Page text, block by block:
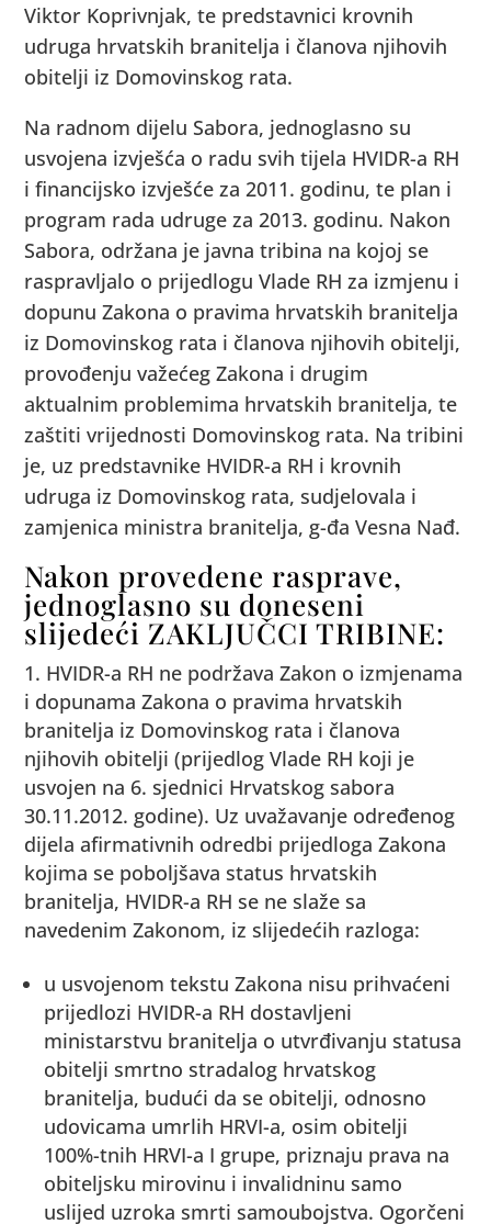
Viktor Koprivnjak, te predstavnici krovnih
udruga hrvatskih branitelja i članova njihovih
obitelji iz Domovinskog rata.
Na radnom dijelu Sabora, jednoglasno su
usvojena izvješća o radu svih tijela HVIDR-a RH
i financijsko izvješće za 2011. godinu, te plan i
program rada udruge za 2013. godinu. Nakon
Sabora, održana je javna tribina na kojoj se
raspravljalo o prijedlogu Vlade RH za izmjenu i
dopunu Zakona o pravima hrvatskih branitelja
iz Domovinskog rata i članova njihovih obitelji,
provođenju važećeg Zakona i drugim
aktualnim problemima hrvatskih branitelja, te
zaštiti vrijednosti Domovinskog rata. Na tribini
je, uz predstavnike HVIDR-a RH i krovnih
udruga iz Domovinskog rata, sudjelovala i
zamjenica ministra branitelja, g-đa Vesna Nađ.
Nakon provedene rasprave,
jednoglasno su doneseni
slijedeći ZAKLJUČCI TRIBINE:
HVIDR-a RH ne podržava Zakon o izmjenama
i dopunama Zakona o pravima hrvatskih
branitelja iz Domovinskog rata i članova
njihovih obitelji (prijedlog Vlade RH koji je
usvojen na 6. sjednici Hrvatskog sabora
30.11.2012. godine). Uz uvažavanje određenog
dijela afirmativnih odredbi prijedloga Zakona
kojima se poboljšava status hrvatskih
branitelja, HVIDR-a RH se ne slaže sa
navedenim Zakonom, iz slijedećih razloga:
u usvojenom tekstu Zakona nisu prihvaćeni
prijedlozi HVIDR-a RH dostavljeni
ministarstvu branitelja o utvrđivanju statusa
obitelji smrtno stradalog hrvatskog
branitelja, budući da se obitelji, odnosno
udovicama umrlih HRVI-a, osim obitelji
100%-tnih HRVI-a I grupe, priznaju prava na
obiteljsku mirovinu i invalidninu samo
uslijed uzroka smrti samoubojstva. Ogorčeni